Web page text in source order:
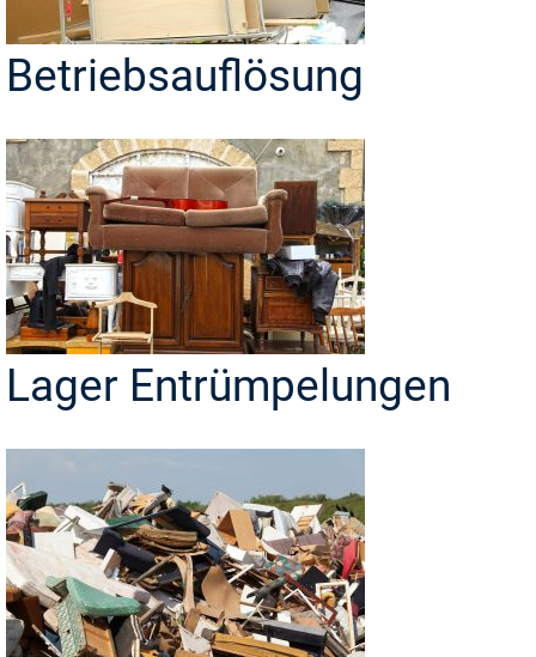
Betriebsauflösung
Lager Entrümpelungen